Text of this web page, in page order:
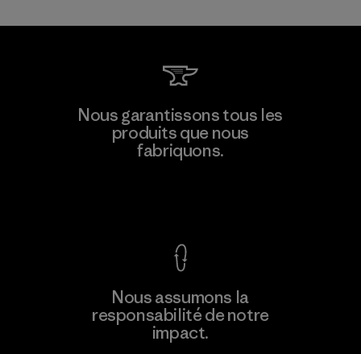
plus
Hirdaramani Industries (Pvt)
Ltd. - Kahathuduwa
Nous garantissons tous les
produits que nous
fabriquons.
Nous assumons la
responsabilité de notre
impact.